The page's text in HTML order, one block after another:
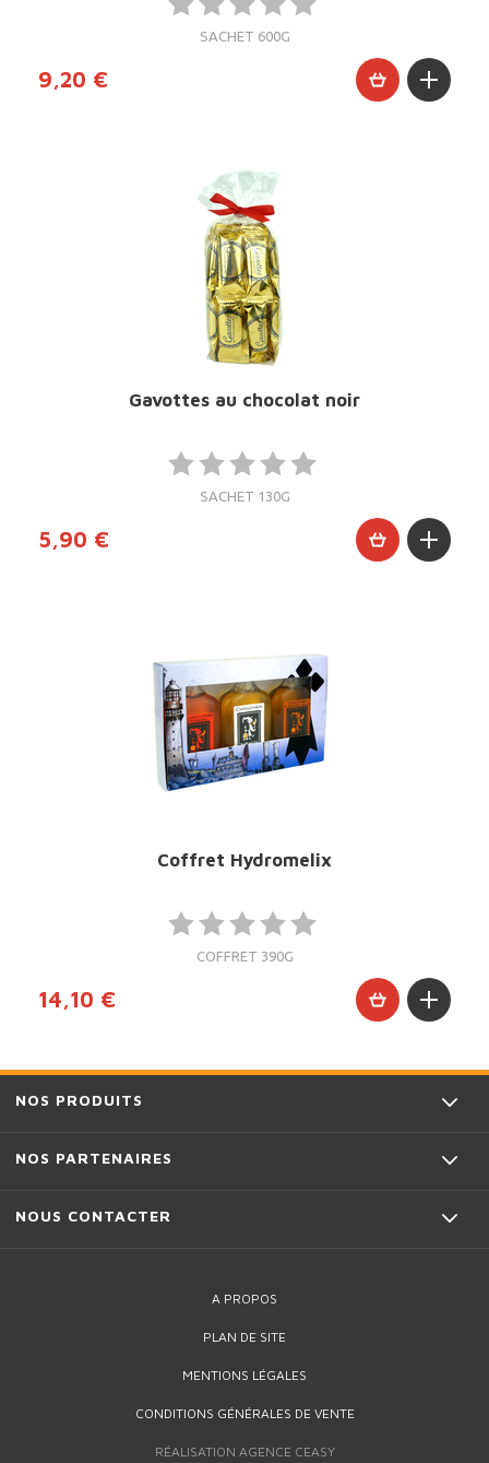
4,50 €
SACHET 600G
9,20 €
Gavottes au chocolat noir
SACHET 130G
5,90 €
Coffret Hydromelix
COFFRET 390G
14,10 €
NOS PRODUITS
NOS PARTENAIRES
NOUS CONTACTER
A PROPOS
PLAN DE SITE
MENTIONS LÉGALES
CONDITIONS GÉNÉRALES DE VENTE
RÉALISATION AGENCE CEASY